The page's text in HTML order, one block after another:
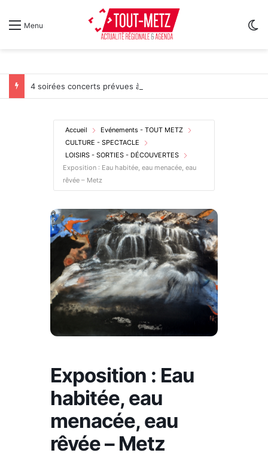
Menu
Accueil
Evénements - TOUT METZ
CULTURE - SPECTACLE
LOISIRS - SORTIES - DÉCOUVERTES
Exposition : Eau habitée, eau menacée, eau
rêvée – Metz
Exposition : Eau
habitée, eau
menacée, eau
rêvée – Metz